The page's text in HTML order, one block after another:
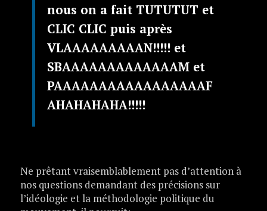
nous on a fait TUTUTUT et
CLIC CLIC puis après
VLAAAAAAAAAN!!!!! et
SBAAAAAAAAAAAAAM et
PAAAAAAAAAAAAAAAAAF
AHAHAHAHA!!!!!
Ne prêtant vraisemblablement pas d’attention à
nos questions demandant des précisions sur
l’idéologie et la méthodologie politique du